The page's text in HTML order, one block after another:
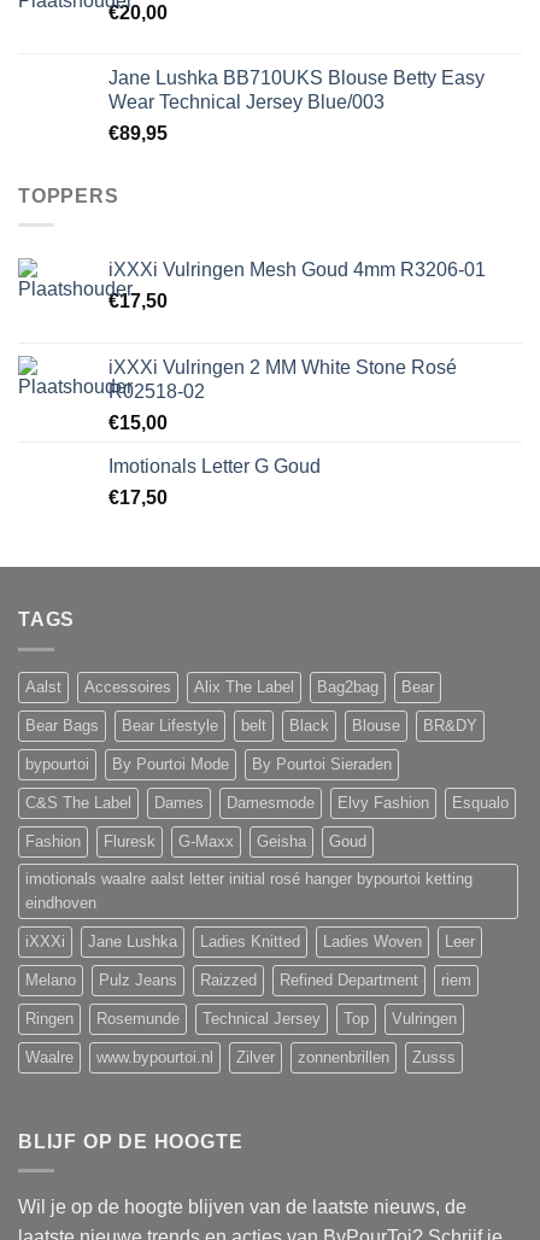
€20,00
Jane Lushka BB710UKS Blouse Betty Easy
Wear Technical Jersey Blue/003
€89,95
TOPPERS
iXXXi Vulringen Mesh Goud 4mm R3206-01
€17,50
iXXXi Vulringen 2 MM White Stone Rosé
R02518-02
€15,00
Imotionals Letter G Goud
€17,50
TAGS
Aalst Accessoires Alix The Label Bag2bag Bear
Bear Bags Bear Lifestyle belt Black Blouse BR&DY
bypourtoi By Pourtoi Mode By Pourtoi Sieraden
C&S The Label Dames Damesmode Elvy Fashion Esqualo
Fashion Fluresk G-Maxx Geisha Goud
imotionals waalre aalst letter initial rosé hanger bypourtoi ketting
eindhoven
iXXXi Jane Lushka Ladies Knitted Ladies Woven Leer
Melano Pulz Jeans Raizzed Refined Department riem
Ringen Rosemunde Technical Jersey Top Vulringen
Waalre www.bypourtoi.nl Zilver zonnenbrillen Zusss
BLIJF OP DE HOOGTE
Wil je op de hoogte blijven van de laatste nieuws, de